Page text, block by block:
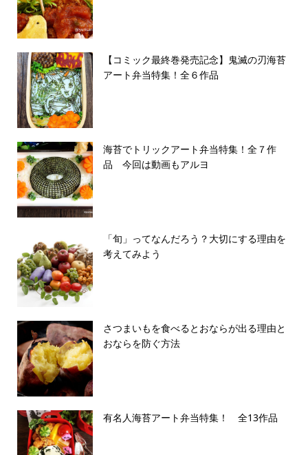
【コミック最終巻発売記念】鬼滅の刃海苔
アート弁当特集！全６作品
海苔でトリックアート弁当特集！全７作
品 今回は動画もアルヨ
「旬」ってなんだろう？大切にする理由を
考えてみよう
さつまいもを食べるとおならが出る理由と
おならを防ぐ方法
有名人海苔アート弁当特集！ 全13作品